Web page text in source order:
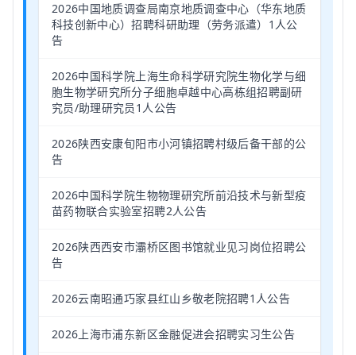
2026中国地质调查局南京地质调查中心（华东地质
科技创新中心）招聘科研助理（劳务派遣）1人公
告
2026中国科学院上海生命科学研究院生物化学与细
胞生物学研究所分子细胞卓越中心高栋组招聘副研
究员/助理研究员1人公告
2026陕西安康旬阳市小河镇招聘村级后备干部的公
告
2026中国科学院生物物理研究所前沿技术与新型疫
苗药物联合实验室招聘2人公告
2026陕西西安市灞桥区图书馆就业见习岗位招聘公
告
2026云南昭通巧家县红山乡敬老院招聘1人公告
2026上海市浦东新区金融促进会招聘实习生公告